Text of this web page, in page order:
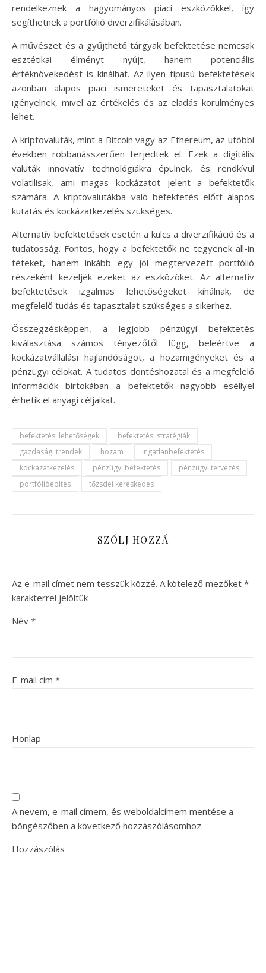
rendelkeznek a hagyományos piaci eszközökkel, így
segíthetnek a portfólió diverzifikálásában.
A művészet és a gyűjthető tárgyak befektetése nemcsak
esztétikai élményt nyújt, hanem potenciális
értéknövekedést is kínálhat. Az ilyen típusú befektetések
azonban alapos piaci ismereteket és tapasztalatokat
igényelnek, mivel az értékelés és az eladás körülményes
lehet.
A kriptovaluták, mint a Bitcoin vagy az Ethereum, az utóbbi
években robbanásszerűen terjedtek el. Ezek a digitális
valuták innovatív technológiákra épülnek, és rendkívül
volatilisak, ami magas kockázatot jelent a befektetők
számára. A kriptovalutákba való befektetés előtt alapos
kutatás és kockázatkezelés szükséges.
Alternatív befektetések esetén a kulcs a diverzifikáció és a
tudatosság. Fontos, hogy a befektetők ne tegyenek all-in
téteket, hanem inkább egy jól megtervezett portfólió
részeként kezeljék ezeket az eszközöket. Az alternatív
befektetések izgalmas lehetőségeket kínálnak, de
megfelelő tudás és tapasztalat szükséges a sikerhez.
Összegzésképpen, a legjobb pénzügyi befektetés
kiválasztása számos tényezőtől függ, beleértve a
kockázatvállalási hajlandóságot, a hozamigényeket és a
pénzügyi célokat. A tudatos döntéshozatal és a megfelelő
információk birtokában a befektetők nagyobb eséllyel
érhetik el anyagi céljaikat.
befektetési lehetőségek
befektetési stratégiák
gazdasági trendek
hozam
ingatlanbefektetés
kockázatkezelés
pénzügyi befektetés
pénzügyi tervezés
portfólióépítés
tőzsdei kereskedés
SZÓLJ HOZZÁ
Az e-mail címet nem tesszük közzé. A kötelező mezőket *
karakterrel jelöltük
Név *
E-mail cím *
Honlap
A nevem, e-mail címem, és weboldalcímem mentése a
böngészőben a következő hozzászólásomhoz.
Hozzászólás